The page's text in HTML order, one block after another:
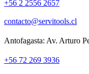
+56 2 2556 2657
contacto@servitools.cl
Antofagasta: Av. Arturo
+56 72 269 3936